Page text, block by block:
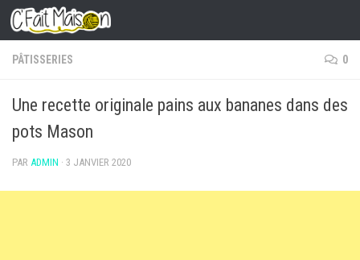
Skip to content
PÂTISSERIES 0
Une recette originale pains aux bananes dans des
pots Mason
PAR ADMIN · 3 JANVIER 2020